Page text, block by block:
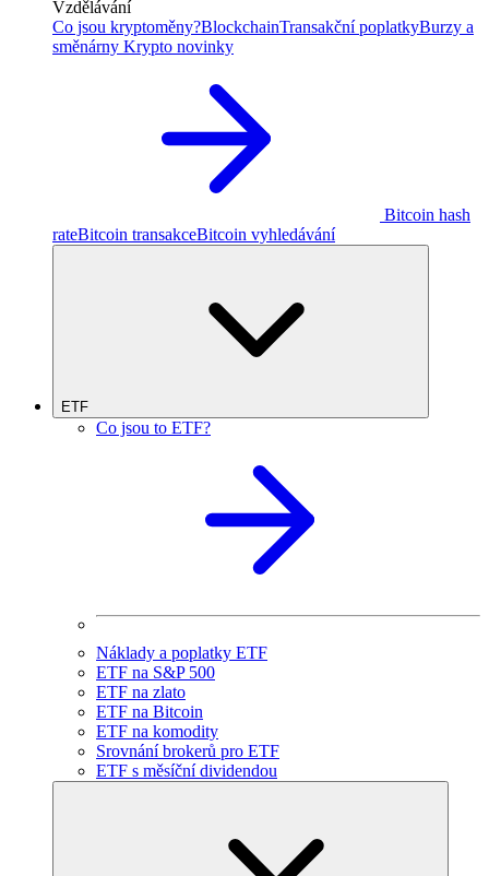
Vzdělávání
Co jsou kryptoměny?BlockchainTransakční poplatkyBurzy a
směnárny Krypto novinky
Bitcoin hash
rateBitcoin transakceBitcoin vyhledávání
ETF
Co jsou to ETF?
Náklady a poplatky ETF
ETF na S&P 500
ETF na zlato
ETF na Bitcoin
ETF na komodity
Srovnání brokerů pro ETF
ETF s měsíční dividendou